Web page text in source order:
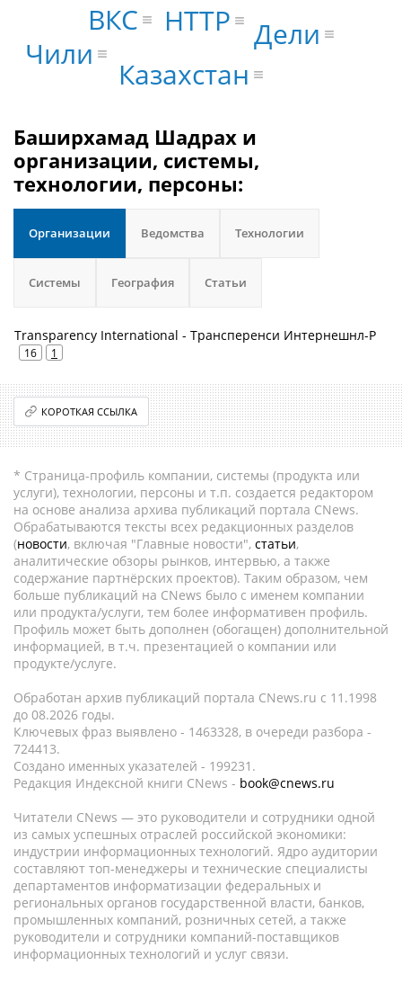
ВКС HTTP Дели
Чили
Казахстан
Баширхамад Шадрах и
организации, системы,
технологии, персоны:
Организации Ведомства Технологии
Системы География Статьи
Transparency International - Трансперенси Интернешнл-Р
16 1
КОРОТКАЯ ССЫЛКА
* Страница-профиль компании, системы (продукта или
услуги), технологии, персоны и т.п. создается редактором
на основе анализа архива публикаций портала CNews.
Обрабатываются тексты всех редакционных разделов
(новости, включая "Главные новости", статьи,
аналитические обзоры рынков, интервью, а также
содержание партнёрских проектов). Таким образом, чем
больше публикаций на CNews было с именем компании
или продукта/услуги, тем более информативен профиль.
Профиль может быть дополнен (обогащен) дополнительной
информацией, в т.ч. презентацией о компании или
продукте/услуге.
Обработан архив публикаций портала CNews.ru c 11.1998
до 08.2026 годы.
Ключевых фраз выявлено - 1463328, в очереди разбора -
724413.
Создано именных указателей - 199231.
Редакция Индексной книги CNews - book@cnews.ru
Читатели CNews — это руководители и сотрудники одной
из самых успешных отраслей российской экономики:
индустрии информационных технологий. Ядро аудитории
составляют топ-менеджеры и технические специалисты
департаментов информатизации федеральных и
региональных органов государственной власти, банков,
промышленных компаний, розничных сетей, а также
руководители и сотрудники компаний-поставщиков
информационных технологий и услуг связи.